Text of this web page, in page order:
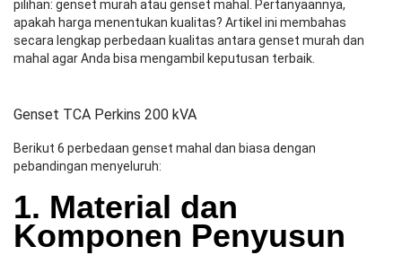
pilihan: genset murah atau genset mahal. Pertanyaannya,
apakah harga menentukan kualitas? Artikel ini membahas
secara lengkap perbedaan kualitas antara genset murah dan
mahal agar Anda bisa mengambil keputusan terbaik.
Genset TCA Perkins 200 kVA
Berikut 6 perbedaan genset mahal dan biasa dengan
pebandingan menyeluruh:
1. Material dan
Komponen Penyusun